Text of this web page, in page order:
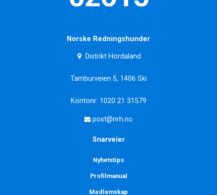
Norske Redningshunder
Distrikt Hordaland
Tamburveien 5, 1406 Ski
Kontonr: 1020 21 31579
post@nrh.no
Snarveier
Nyhetstips
Profilmanual
Medlemskap